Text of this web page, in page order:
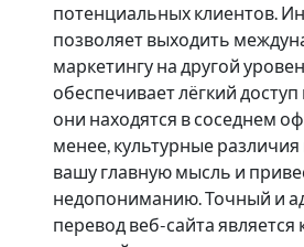
потенциальных клиентов.
позволяет выходить
маркетингу на другой
обеспечивает лёгкий
они находятся в соседнем
менее, культурные различия
вашу главную мысль и
недопониманию. Точный и
перевод веб-сайта является